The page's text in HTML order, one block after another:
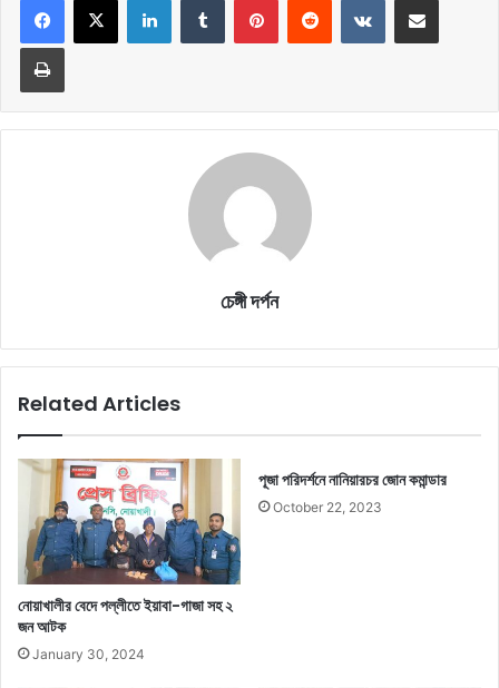
Print
চেঙ্গী দর্পন
Related Articles
নোয়াখালীর বেদে পল্লীতে ইয়াবা-গাজা সহ ২
জন আটক
January 30, 2024
পূজা পরিদর্শনে নানিয়ারচর জোন কমান্ডার
October 22, 2023